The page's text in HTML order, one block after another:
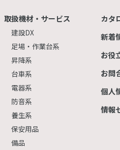
取扱機材・サービス
建設DX
足場・作業台系
昇降系
台車系
電器系
防音系
養生系
保安用品
備品
カタ
新着
お役
お問
個人
情報